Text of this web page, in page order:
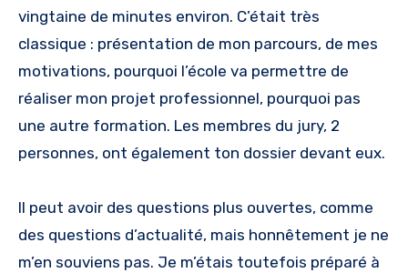
vingtaine de minutes environ. C’était très
classique : présentation de mon parcours, de mes
motivations, pourquoi l’école va permettre de
réaliser mon projet professionnel, pourquoi pas
une autre formation. Les membres du jury, 2
personnes, ont également ton dossier devant eux.
Il peut avoir des questions plus ouvertes, comme
des questions d’actualité, mais honnêtement je ne
m’en souviens pas. Je m’étais toutefois préparé à